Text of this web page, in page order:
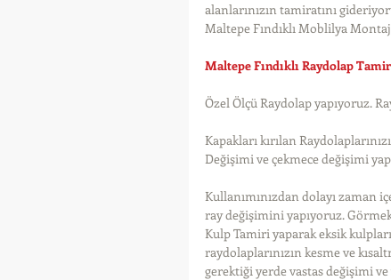
alanlarınızın tamiratını
Maltepe Fındıklı Moblilya
Maltepe Fındıklı Raydolap
Özel Ölçü Raydolap yapıyoruz.
Kapakları kırılan
Değişimi ve çekmece değişimi
Kullanımınızdan dolayı zaman
ray değişimini yapıyoruz.
Kulp Tamiri yaparak eksik
raydolaplarınızın kesme ve
gerektiği yerde vastas değişimi